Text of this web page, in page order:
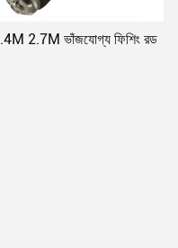
2.4M 2.7M ভাঁজযোগ্য ফিশিং রড